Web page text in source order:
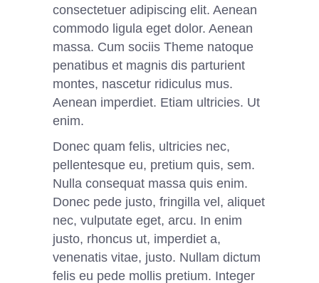
consectetuer adipiscing elit. Aenean
commodo ligula eget dolor. Aenean
massa. Cum sociis Theme natoque
penatibus et magnis dis parturient
montes, nascetur ridiculus mus.
Aenean imperdiet. Etiam ultricies. Ut
enim.
Donec quam felis, ultricies nec,
pellentesque eu, pretium quis, sem.
Nulla consequat massa quis enim.
Donec pede justo, fringilla vel, aliquet
nec, vulputate eget, arcu. In enim
justo, rhoncus ut, imperdiet a,
venenatis vitae, justo. Nullam dictum
felis eu pede mollis pretium. Integer